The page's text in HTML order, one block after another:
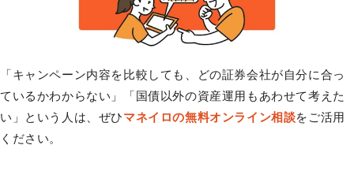
「キャンペーン内容を比較しても、どの証券会社が自分に合っ
ているかわからない」「国債以外の資産運用もあわせて考えた
い」という人は、ぜひマネイロの無料オンライン相談をご活用
ください。